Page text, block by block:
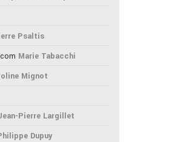
Psaltis
Marie Tabacchi
Mignot
Pierre Largillet
Dupuy